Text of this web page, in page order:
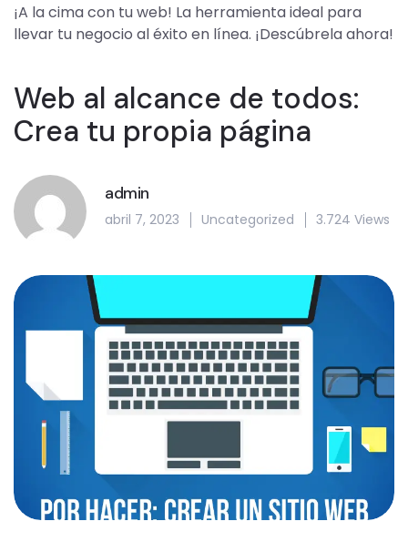
¡A la cima con tu web! La herramienta ideal para
llevar tu negocio al éxito en línea. ¡Descúbrela ahora!
Web al alcance de todos:
Crea tu propia página
admin
abril 7, 2023 Uncategorized 3.724 Views